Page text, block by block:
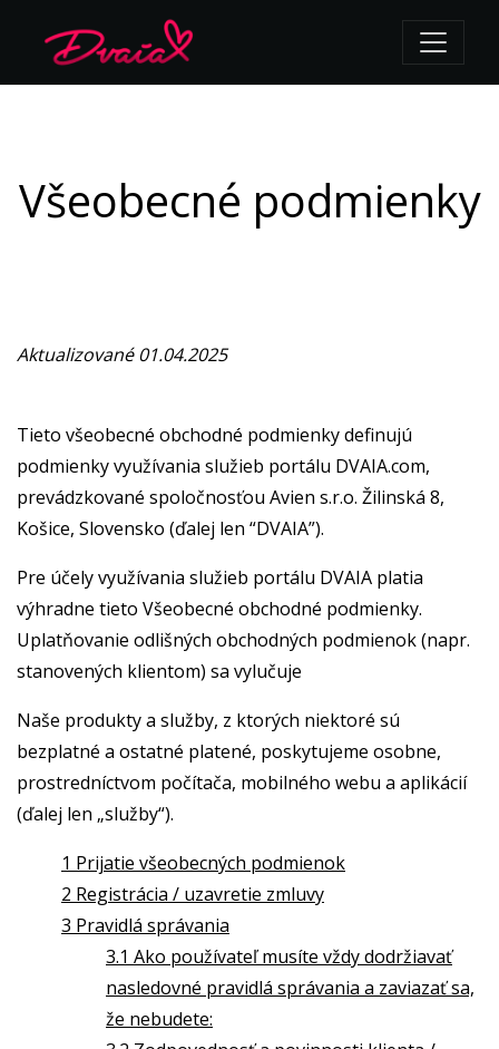
Všeobecné podmienky
Aktualizované 01.04.2025
Tieto všeobecné obchodné podmienky definujú
podmienky využívania služieb portálu DVAIA.com,
prevádzkované spoločnosťou Avien s.r.o. Žilinská 8,
Košice, Slovensko (ďalej len “DVAIA”).
Pre účely využívania služieb portálu DVAIA platia
výhradne tieto Všeobecné obchodné podmienky.
Uplatňovanie odlišných obchodných podmienok (napr.
stanovených klientom) sa vylučuje
Naše produkty a služby, z ktorých niektoré sú
bezplatné a ostatné platené, poskytujeme osobne,
prostredníctvom počítača, mobilného webu a aplikácií
(ďalej len „služby“).
1 Prijatie všeobecných podmienok
2 Registrácia / uzavretie zmluvy
3 Pravidlá správania
3.1 Ako používateľ musíte vždy dodržiavať
nasledovné pravidlá správania a zaviazať sa,
že nebudete: